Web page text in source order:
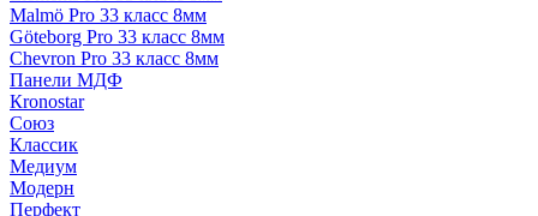
Malmö Pro 33 класс 8мм
Göteborg Pro 33 класс 8мм
Chevron Pro 33 класс 8мм
Панели МДФ
Кronostar
Союз
Классик
Медиум
Модерн
Перфект